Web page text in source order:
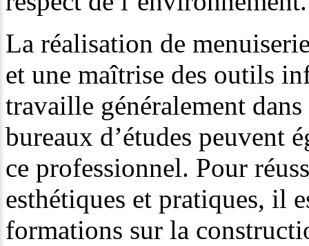
La réalisation de
et une maîtrise des outils
travaille généralement
bureaux d’études peuvent
ce professionnel. Pour
esthétiques et pratiques, il
formations sur la